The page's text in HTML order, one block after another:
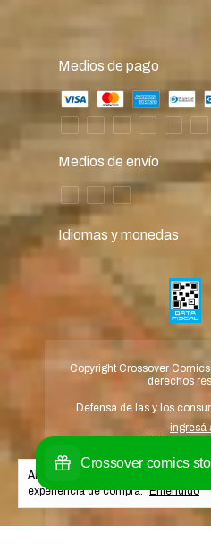
Al navegar por este sitio aceptás el
experiencia de compra. Entendido
Medios de pago
Medios de envío
Idiomas y monedas
Copyright Crossover
derechos
Defensa de las y los
ingresá
Botón de